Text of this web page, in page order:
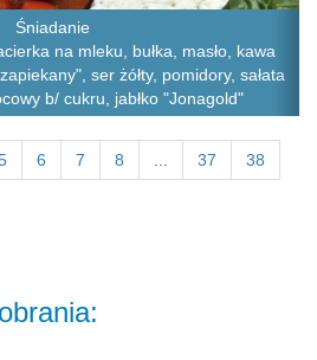
Śniadanie
na mleku, bułka, masło, kawa
ser żółty, pomidory, sałata
b/ cukru, jabłko "Jonagold"
6 7 8 37 38